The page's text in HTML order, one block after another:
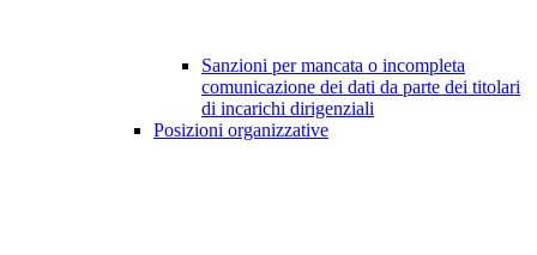
Sanzioni per mancata o incompleta
comunicazione dei dati da parte dei titolari
di incarichi dirigenziali
Posizioni organizzative